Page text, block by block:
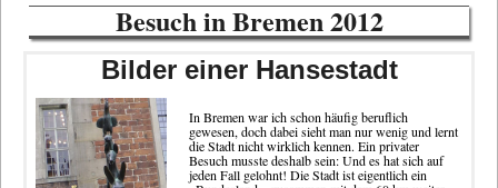
Besuch in Bremen 2012
Bilder einer Hansestadt
In Bremen war ich schon häufig beruflich
gewesen, doch dabei sieht man nur wenig und lernt
die Stadt nicht wirklich kennen. Ein privater
Besuch musste deshalb sein: Und es hat sich auf
jeden Fall gelohnt! Die Stadt ist eigentlich ein